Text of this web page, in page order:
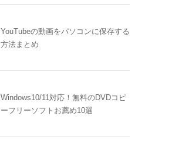
YouTubeの動画をパソコンに保存する
方法まとめ
Windows10/11対応！無料のDVDコピ
ーフリーソフトお薦め10選